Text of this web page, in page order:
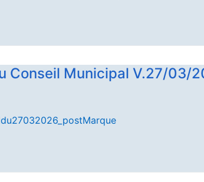
Conseil Municipal V.27/03/